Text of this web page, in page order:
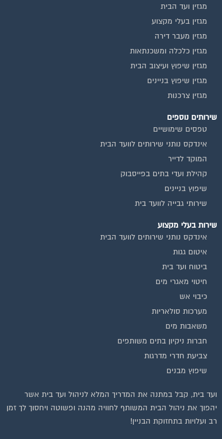
מגזין ועד הבית
מגזין בעלי מקצוע
מגזין מעבר דירה
מגזין כלכלה ומשכנתאות
מגזין שיפוץ ועיצוב הבית
מגזין שיפוץ בניינים
מגזין צרכנות
שירותים נוספים
טפסים שימושיים
אינדקס נותני שירותים לוועד הבית
המוקד לדייר
קהילת ועדי בתים בפייסבוק
שיפוץ בניינים
שירותי גבייה לוועד בית
שירות בעלי מקצוע
אינדקס נותני שירותים לוועד הבית
איטום גגות
ביטוח ועד בית
חיטוי מאגרי מים
כיבוי אש
מערכות סולאריות
משאבות מים
חברות ניקיון בתים משותפים
צביעת חדרי מדרגות
שיפוץ מבנים
ועד בית, קבל במתנה את המדריך המלא לניהול ועד בית אשר
יהפוך את ניהול הבית המשותף לחוויה מהנה ופשוטה ויחסוך לך זמן
רב ועלויות בתחזוקת הבניין!